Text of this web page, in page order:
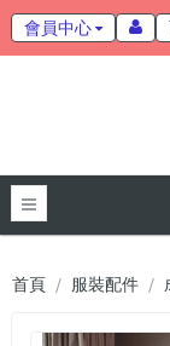
會員中心
首頁 服裝配件